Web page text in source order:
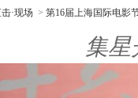
·现场 > 第16届上海国际电影
集星